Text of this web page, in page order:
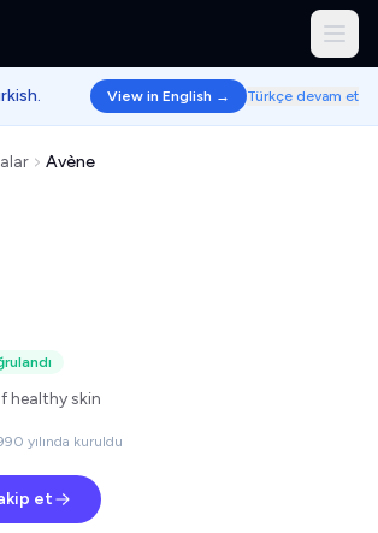
View in English → Türkçe devam et
Avène
healthy skin
yılında kuruldu
et